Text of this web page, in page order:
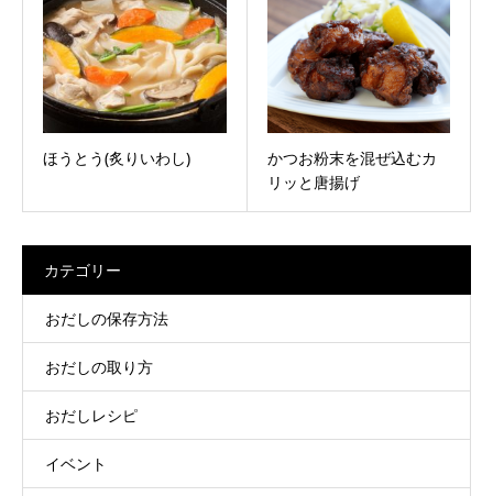
ほうとう(炙りいわし)
かつお粉末を混ぜ込むカ
リッと唐揚げ
カテゴリー
おだしの保存方法
おだしの取り方
おだしレシピ
イベント